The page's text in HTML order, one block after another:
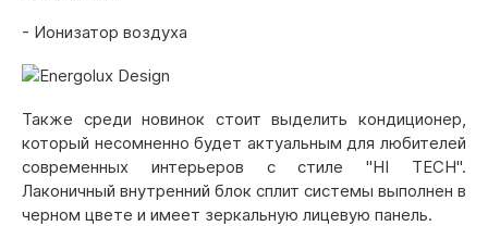
- Ионизатор воздуха
Также среди новинок стоит выделить кондиционер,
который несомненно будет актуальным для любителей
современных интерьеров с стиле "HI TECH".
Лаконичный внутренний блок сплит системы выполнен в
черном цвете и имеет зеркальную лицевую панель.